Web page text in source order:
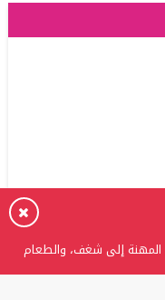
إلى شغف، والطعام